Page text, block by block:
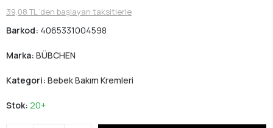
39,08 TL 'den başlayan taksitlerle
Barkod: 4065331004598
Marka: BÜBCHEN
Kategori: Bebek Bakım Kremleri
Stok: 20+